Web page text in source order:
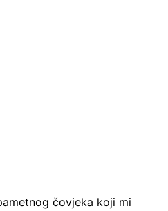
čovjeka koji mi